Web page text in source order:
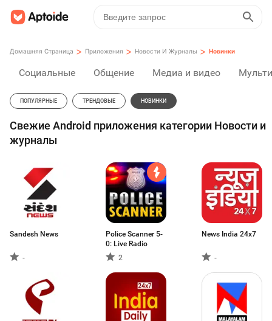
Домашняя Страница > Приложения > Новости И Журналы > Новинки
Социальные Общение Медиа и видео
ПОПУЛЯРНЫЕ ТРЕНДОВЫЕ НОВИНКИ
Свежие Android приложения категории Новости и
журналы
Sandesh News
-
Police Scanner 5-
0: Live Radio
2
News India 24x7
-